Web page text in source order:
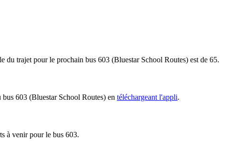
du trajet pour le prochain bus 603 (Bluestar School Routes) est de 65.
603 (Bluestar School Routes) en téléchargeant l'appli.
à venir pour le bus 603.